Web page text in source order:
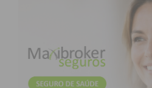
recursos humanos e
com presença em oito
Números e
Operação